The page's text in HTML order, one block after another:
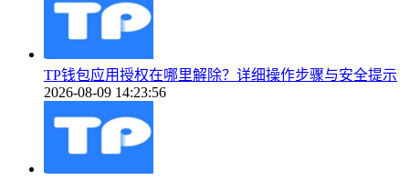
TP钱包应用授权在哪里解除？详细操作步骤与安全提示
2026-08-09 14:23:56